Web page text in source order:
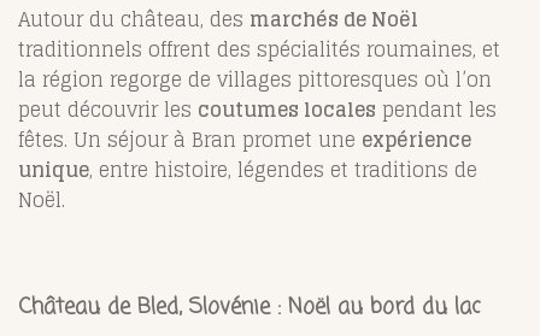
Autour du château, des marchés de Noël
traditionnels offrent des spécialités roumaines, et
la région regorge de villages pittoresques où l’on
peut découvrir les coutumes locales pendant les
fêtes. Un séjour à Bran promet une expérience
unique, entre histoire, légendes et traditions de
Noël.
Château de Bled, Slovénie : Noël au bord du lac